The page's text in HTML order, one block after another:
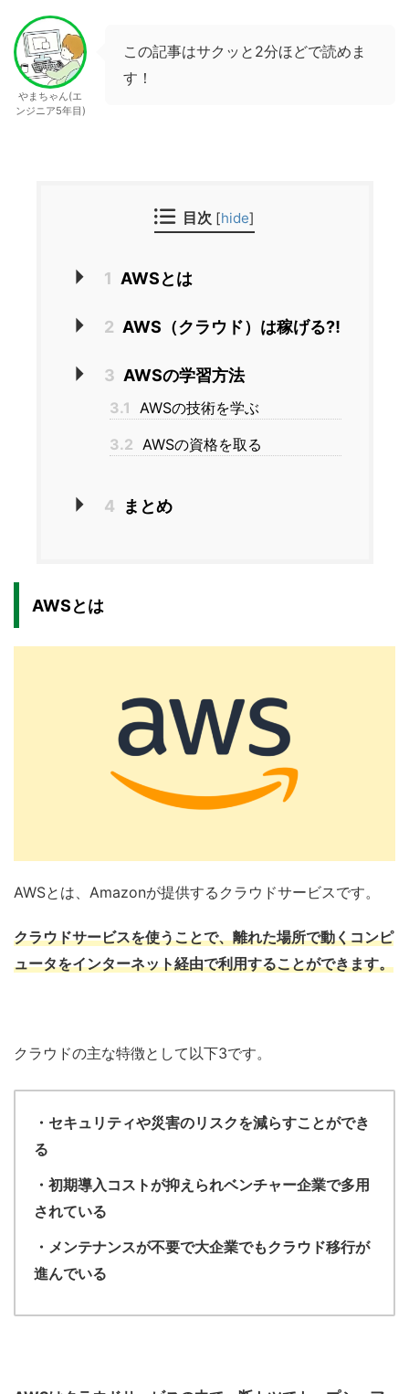
やまちゃん(エ
ンジニア5年目)
この記事はサクッと2分ほどで読めま
す！
目次 [hide]
1 AWSとは
2 AWS（クラウド）は稼げる⁈
3 AWSの学習方法
3.1
AWSの技術を学ぶ
3.2 AWSの資格を取る
4 まとめ
AWSとは
AWSとは、Amazonが提供するクラウドサービスです。
クラウドサービスを使うことで、離れた場所で動くコンピ
ュータをインターネット経由で利用することができます。
クラウドの主な特徴として以下3です。
・セキュリティや災害のリスクを減らすことができ
る
・初期導入コストが抑えられベンチャー企業で多用
されている
・メンテナンスが不要で大企業でもクラウド移行が
進んでいる